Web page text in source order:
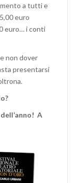
a tutti e
euro
euro… i conti
non dover
presentarsi
A